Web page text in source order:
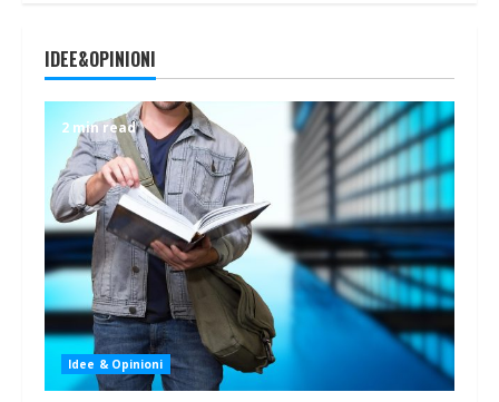
IDEE&OPINIONI
2 min read
Idee & Opinioni